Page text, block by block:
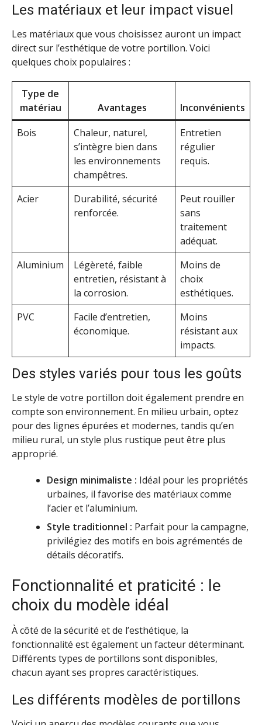
Les matériaux et leur impact visuel
Les matériaux que vous choisissez auront un impact
direct sur l’esthétique de votre portillon. Voici
quelques choix populaires :
Type de
matériau
Avantages
Inconvénients
Bois
Chaleur, naturel,
s’intègre bien dans
les environnements
champêtres.
Entretien
régulier
requis.
Acier
Durabilité, sécurité
renforcée.
Peut rouiller
sans
traitement
adéquat.
Aluminium
Légèreté, faible
entretien, résistant à
la corrosion.
Moins de
choix
esthétiques.
PVC
Facile d’entretien,
économique.
Moins
résistant aux
impacts.
Des styles variés pour tous les goûts
Le style de votre portillon doit également prendre en
compte son environnement. En milieu urbain, optez
pour des lignes épurées et modernes, tandis qu’en
milieu rural, un style plus rustique peut être plus
approprié.
Design minimaliste : Idéal pour les propriétés
urbaines, il favorise des matériaux comme
l’acier et l’aluminium.
Style traditionnel : Parfait pour la campagne,
privilégiez des motifs en bois agrémentés de
détails décoratifs.
Fonctionnalité et praticité : le
choix du modèle idéal
À côté de la sécurité et de l’esthétique, la
fonctionnalité est également un facteur déterminant.
Différents types de portillons sont disponibles,
chacun ayant ses propres caractéristiques.
Les différents modèles de portillons